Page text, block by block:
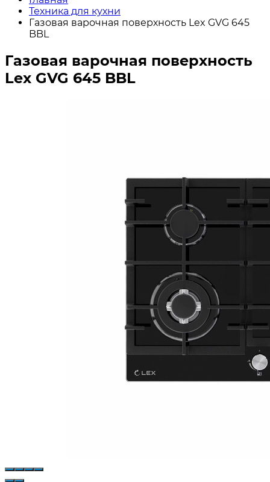
Техника для кухни
Газовая варочная поверхность Lex GVG 645
BBL
Газовая варочная поверхность
Lex GVG 645 BBL